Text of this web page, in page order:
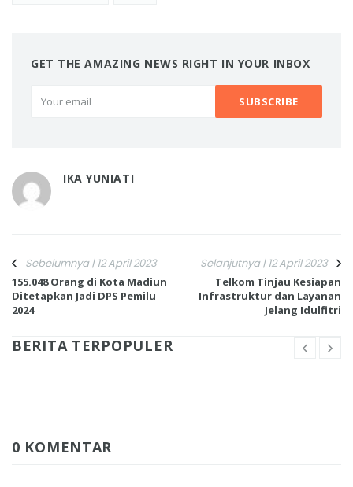
GET THE AMAZING NEWS RIGHT IN YOUR INBOX
IKA YUNIATI
Sebelumnya | 12 April 2023
155.048 Orang di Kota Madiun
Ditetapkan Jadi DPS Pemilu
2024
Selanjutnya | 12 April 2023
Telkom Tinjau Kesiapan
Infrastruktur dan Layanan
Jelang Idulfitri
BERITA TERPOPULER
0 KOMENTAR